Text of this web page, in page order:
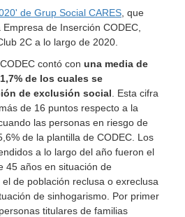
de Grup Social CARES , que
de Inserción CODEC,
2C a lo largo de 2020.
contó con una media de
de los cuales se
de exclusión social . Esta cifra
de 16 puntos respecto a la
las personas en riesgo de
de la plantilla de CODEC. Los
a lo largo del año fueron el
45 años en situación de
de población reclusa o exreclusa
de sinhogarismo. Por primer
titulares de familias